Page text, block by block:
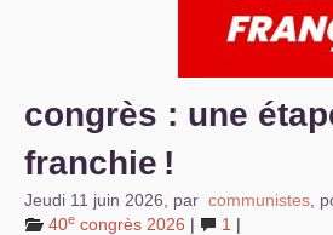
congrès : une
franchie !
Jeudi 11 juin 2026 par communistes
40e congrès 2026 | 1 |